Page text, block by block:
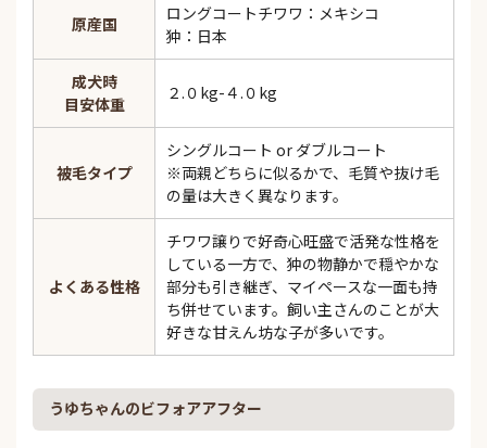
原産国
ロングコートチワワ：メキシコ
狆：日本
成犬時
目安体重
２.０kg-４.０kg
被毛タイプ
シングルコート or ダブルコート
※両親どちらに似るかで、毛質や抜け毛
の量は大きく異なります。
よくある性格
チワワ譲りで好奇心旺盛で活発な性格を
している一方で、狆の物静かで穏やかな
部分も引き継ぎ、マイペースな一面も持
ち併せています。飼い主さんのことが大
好きな甘えん坊な子が多いです。
うゆちゃんのビフォアアフター